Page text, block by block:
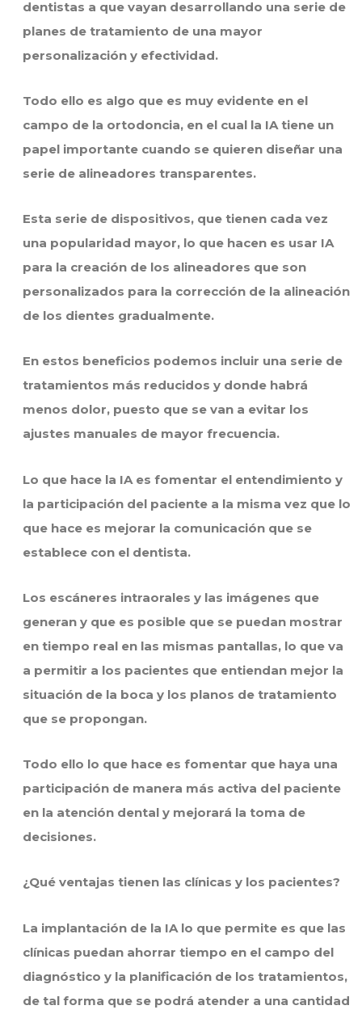
dentistas a que vayan desarrollando una serie de
planes de tratamiento de una mayor
personalización y efectividad.
Todo ello es algo que es muy evidente en el
campo de la ortodoncia, en el cual la IA tiene un
papel importante cuando se quieren diseñar una
serie de alineadores transparentes.
Esta serie de dispositivos, que tienen cada vez
una popularidad mayor, lo que hacen es usar IA
para la creación de los alineadores que son
personalizados para la corrección de la alineación
de los dientes gradualmente.
En estos beneficios podemos incluir una serie de
tratamientos más reducidos y donde habrá
menos dolor, puesto que se van a evitar los
ajustes manuales de mayor frecuencia.
Lo que hace la IA es fomentar el entendimiento y
la participación del paciente a la misma vez que lo
que hace es mejorar la comunicación que se
establece con el dentista.
Los escáneres intraorales y las imágenes que
generan y que es posible que se puedan mostrar
en tiempo real en las mismas pantallas, lo que va
a permitir a los pacientes que entiendan mejor la
situación de la boca y los planos de tratamiento
que se propongan.
Todo ello lo que hace es fomentar que haya una
participación de manera más activa del paciente
en la atención dental y mejorará la toma de
decisiones.
¿Qué ventajas tienen las clínicas y los pacientes?
La implantación de la IA lo que permite es que las
clínicas puedan ahorrar tiempo en el campo del
diagnóstico y la planificación de los tratamientos,
de tal forma que se podrá atender a una cantidad